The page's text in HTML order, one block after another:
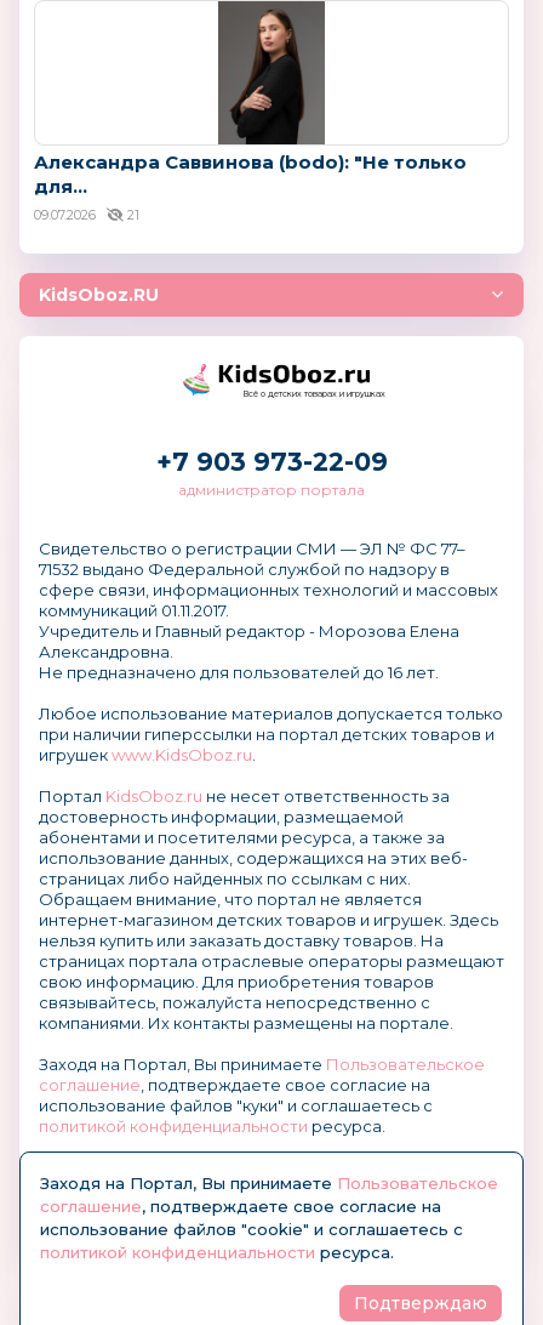
Александра Саввинова (bodo): "Не только
для...
09.07.2026 21
KidsOboz.RU
Всё о детских товарах и игрушках
+7 903 973-22-09
администратор портала
Свидетельство о регистрации СМИ — ЭЛ № ФС 77–
71532 выдано Федеральной службой по надзору в
сфере связи, информационных технологий и массовых
коммуникаций 01.11.2017.
Учредитель и Главный редактор - Морозова Елена
Александровна.
Не предназначено для пользователей до 16 лет.
Любое использование материалов допускается только
при наличии гиперссылки на портал детских товаров и
игрушекwww.KidsOboz.ru
Портал KidsOboz.ru не несет ответственность за
достоверность информации, размещаемой
абонентами и посетителями ресурса, а также за
использование данных, содержащихся на этих веб-
страницах либо найденных по ссылкам с них.
Обращаем внимание, что портал не является
интернет-магазином детских товаров и игрушек. Здесь
нельзя купить или заказать доставку товаров. На
страницах портала отраслевые операторы размещают
свою информацию. Для приобретения товаров
связывайтесь, пожалуйста непосредственно с
компаниями. Их контакты размещены на портале.
Заходя на Портал, Вы принимаете Пользовательское
соглашение , подтверждаете свое согласие на
использование файлов "куки" и соглашаетесь с
политикой конфиденциальности ресурса.
© KidsOboz.RU 2004-2026
Заходя на Портал, Вы принимаете Пользовательское
соглашение, подтверждаете свое согласие на
использование файлов "cookie" и соглашаетесь с
политикой конфиденциальности ресурса.
Подтверждаю